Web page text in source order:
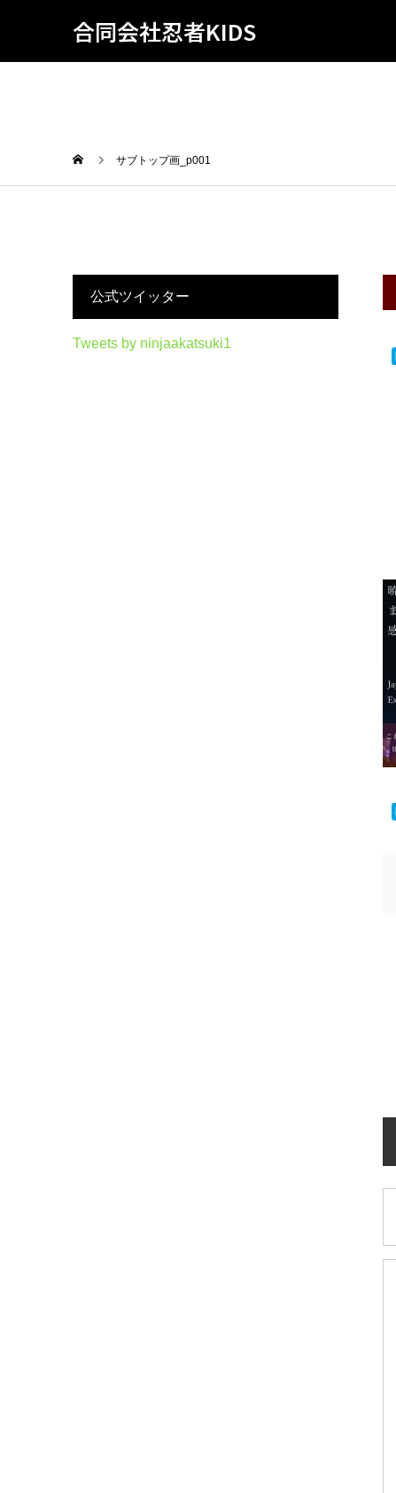
合同会社忍者KIDS
サブトップ画_p001
公式ツイッター
Tweets by ninjaakatsuki1